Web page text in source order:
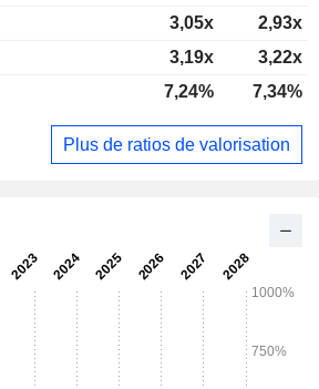
3,05x
2,93x
3,19x
3,22x
7,24% 7,34%
Plus de ratios de valorisation